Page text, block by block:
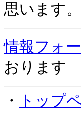
思います。
情報フォ
おります
・
トップ